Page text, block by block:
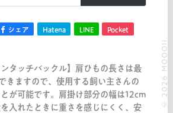
シェア Hatena LINE Pocket
ンタッチバックル】肩ひもの長さは最
きますので、使用する飼い主さんの
が可能です。肩掛け部分の幅は12cm
入れたときに重さを感じにくく、安
© 2026 MOOOII.